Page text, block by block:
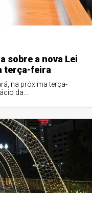
sobre a nova Lei
terça-feira
na próxima terça-
da